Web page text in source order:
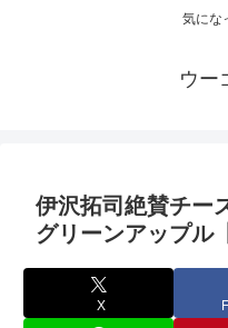
気にな
ウー
伊沢拓司絶賛チー
グリーンアップル
X